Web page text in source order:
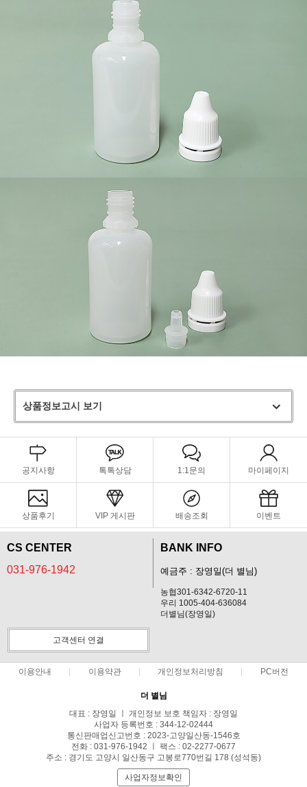
상품정보고시 보기
공지사항 톡톡상담 1:1문의 마이페이지
상품후기 VIP 게시판 배송조회 이벤트
CS CENTER
031-976-1942
BANK INFO
예금주 : 장영일(더 별님)
농협301-6342-6720-11
우리 1005-404-636084
더별님(장영일)
고객센터 연결
이용안내 이용약관 개인정보처리방침 PC버전
더 별님
대표 : 장영일 ㅣ 개인정보 보호 책임자 : 장영일
사업자 등록번호 : 344-12-02444
통신판매업신고번호 : 2023-고양일산동-1546호
전화 : 031-976-1942 ㅣ 팩스 : 02-2277-0677
주소 : 경기도 고양시 일산동구 고봉로770번길 178 (성석동)
사업자정보확인